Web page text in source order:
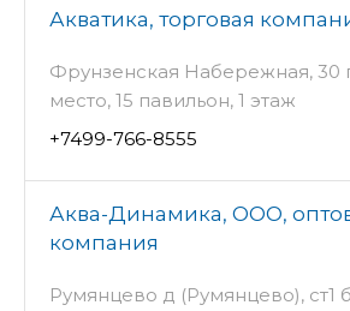
Акватика, торговая
Фрунзенская Набережная, 30
место, 15 павильон, 1 этаж
+7499-766-8555
Аква-Динамика, ООО,
компания
Румянцево д (Румянцево), ст1